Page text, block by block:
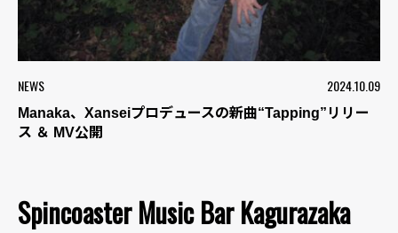
NEWS 2024.10.09
Manaka、Xanseiプロデュースの新曲“Tapping”リリー
ス ＆ MV公開
Spincoaster Music Bar Kagurazaka